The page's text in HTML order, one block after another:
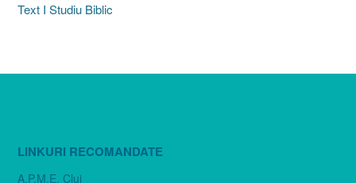
Text I Studiu Biblic
LINKURI RECOMANDATE
A.P.M.E. Cluj